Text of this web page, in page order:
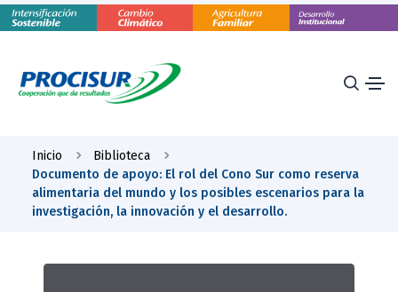
Inicio
Biblioteca
Documento de apoyo: El rol del Cono Sur como reserva
alimentaria del mundo y los posibles escenarios para la
investigación, la innovación y el desarrollo.